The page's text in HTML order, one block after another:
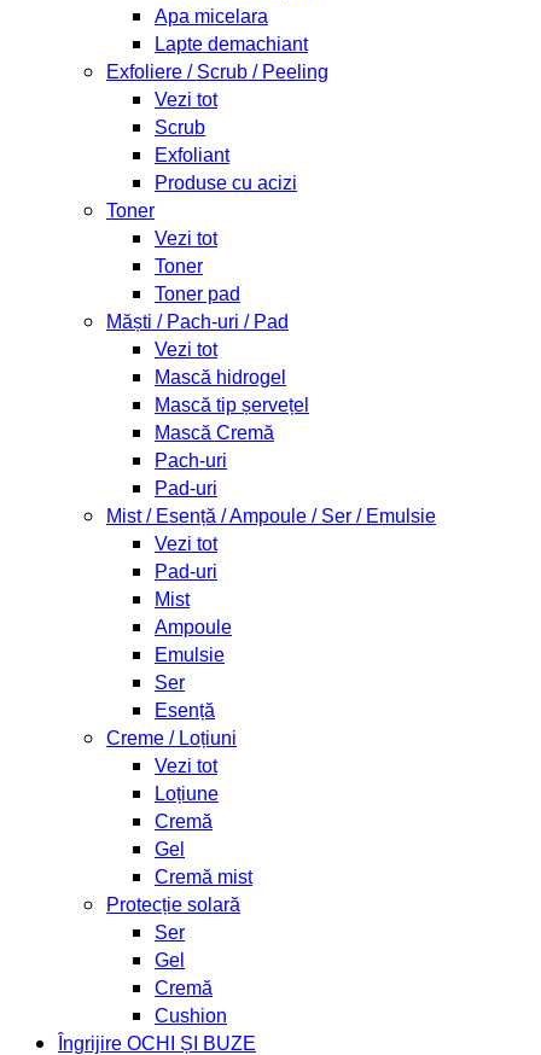
Apa micelara
Lapte demachiant
Exfoliere / Scrub / Peeling
Vezi tot
Scrub
Exfoliant
Produse cu acizi
Toner
Vezi tot
Toner
Toner pad
Măști / Pach-uri / Pad
Vezi tot
Mască hidrogel
Mască tip șervețel
Mască Cremă
Pach-uri
Pad-uri
Mist / Esență / Ampoule / Ser / Emulsie
Vezi tot
Pad-uri
Mist
Ampoule
Emulsie
Ser
Esență
Creme / Loțiuni
Vezi tot
Loțiune
Cremă
Gel
Cremă mist
Protecție solară
Ser
Gel
Cremă
Cushion
Îngrijire OCHI ȘI BUZE